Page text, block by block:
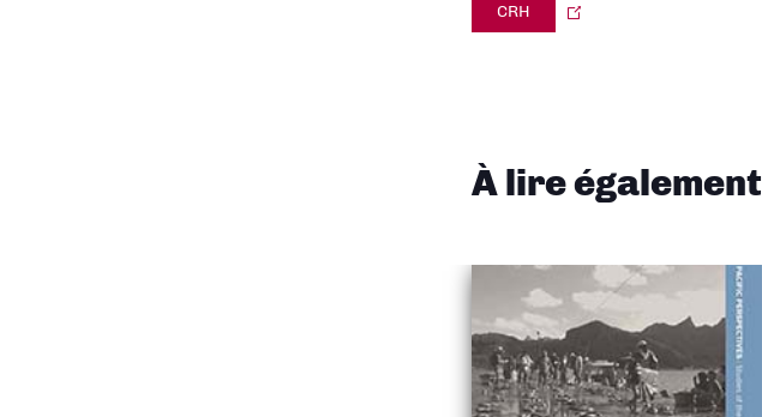
CRH
À lire également